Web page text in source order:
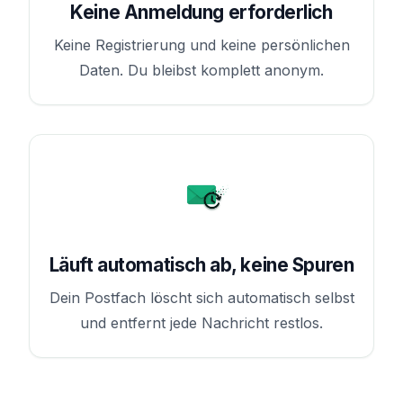
Keine Anmeldung erforderlich
Keine Registrierung und keine persönlichen
Daten. Du bleibst komplett anonym.
Läuft automatisch ab, keine Spuren
Dein Postfach löscht sich automatisch selbst
und entfernt jede Nachricht restlos.